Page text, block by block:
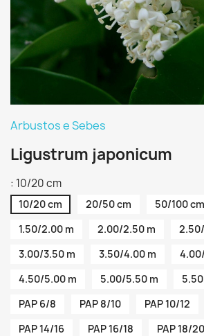
Arbustos e Sebes
Ligustrum japonicum
: 10/20 cm
10/20 cm 20/50 cm 50/100 cm
1.50/2.00 m
2.00/2.50 m
3.00/3.50 m
3.50/4.00 m
4.50/5.00 m
5.00/5.50 m
PAP 6/8
PAP 8/10 PAP 10/12
PAP 14/16
PAP 16/18 PAP 18/20